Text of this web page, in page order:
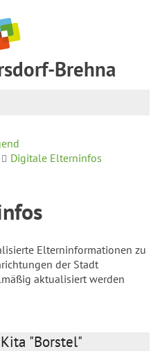
Brehna
Digitale Elterninfos
Elterninformationen zu
der Stadt
aktualisiert werden
"Borstel"